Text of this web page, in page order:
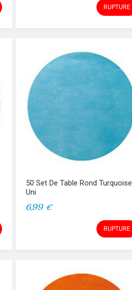
RUPTURE
50 Set De Table Rond Turquoise
Uni
6,99 €
RUPTURE